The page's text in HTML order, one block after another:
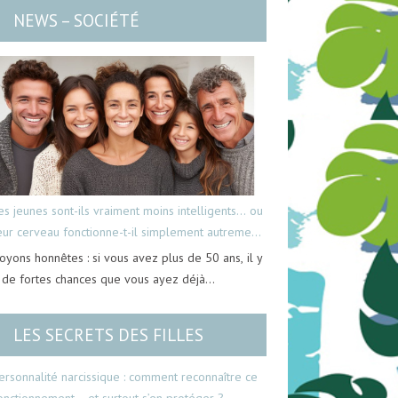
NEWS – SOCIÉTÉ
jeunes sont-ils vraiment moins intelligents… ou
cerveau fonctionne-t-il simplement autrement
honnêtes : si vous avez plus de 50 ans, il y
de fortes chances que vous ayez déjà…
LES SECRETS DES FILLES
narcissique : comment reconnaître ce